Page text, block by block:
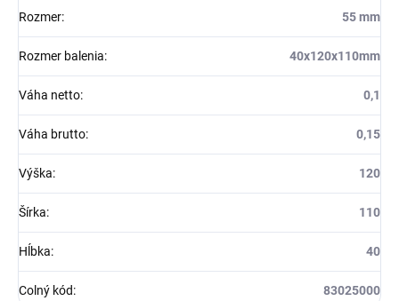
Rozmer: 55 mm
Rozmer balenia: 40x120x110mm
Váha netto: 0,1
Váha brutto: 0,15
Výška: 120
Šírka: 110
Hĺbka: 40
Colný kód: 83025000